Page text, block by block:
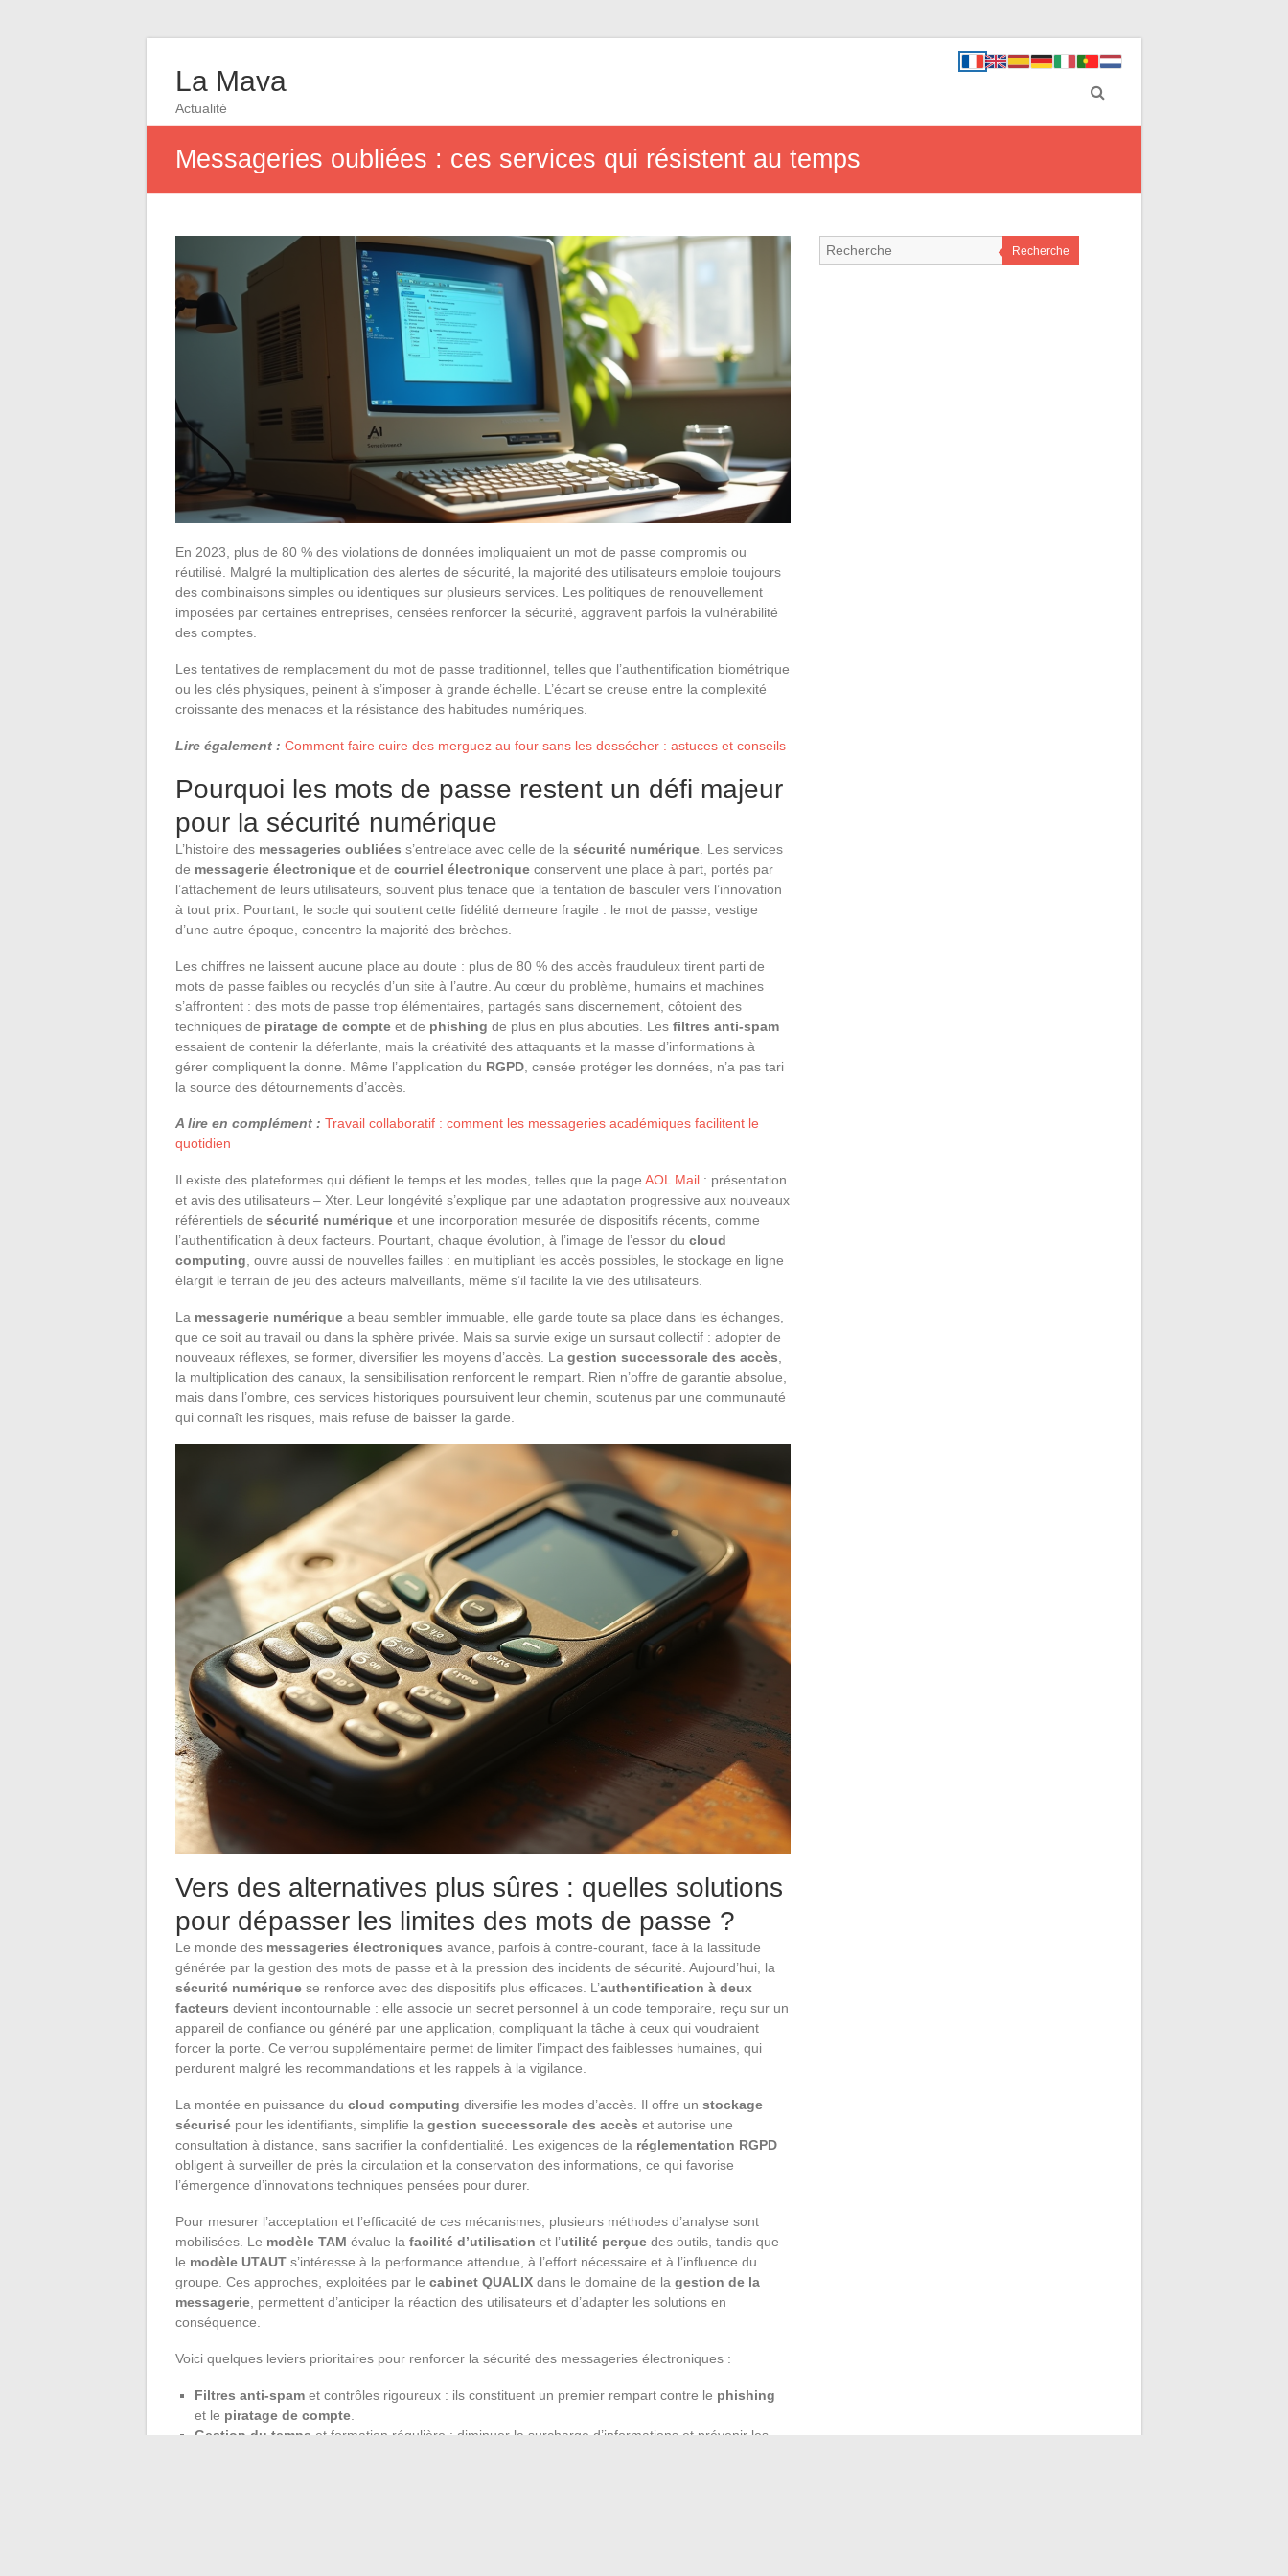
La Mava
Actualité
Messageries oubliées : ces services qui résistent au temps
En 2023, plus de 80 % des violations de données impliquaient un mot de passe compromis ou
réutilisé. Malgré la multiplication des alertes de sécurité, la majorité des utilisateurs emploie toujours
des combinaisons simples ou identiques sur plusieurs services. Les politiques de renouvellement
imposées par certaines entreprises, censées renforcer la sécurité, aggravent parfois la vulnérabilité
des comptes.
Les tentatives de remplacement du mot de passe traditionnel, telles que l’authentification biométrique
ou les clés physiques, peinent à s’imposer à grande échelle. L’écart se creuse entre la complexité
croissante des menaces et la résistance des habitudes numériques.
Lire également : Comment faire cuire des merguez au four sans les dessécher : astuces et conseils
Pourquoi les mots de passe restent un défi majeur
pour la sécurité numérique
L’histoire des messageries oubliées s’entrelace avec celle de la sécurité numérique . Les services
de messagerie électronique et de courriel électronique conservent une place à part, portés par
l’attachement de leurs utilisateurs, souvent plus tenace que la tentation de basculer vers l’innovation
à tout prix. Pourtant, le socle qui soutient cette fidélité demeure fragile : le mot de passe, vestige
d’une autre époque, concentre la majorité des brèches.
Les chiffres ne laissent aucune place au doute : plus de 80 % des accès frauduleux tirent parti de
mots de passe faibles ou recyclés d’un site à l’autre. Au cœur du problème, humains et machines
s’affrontent : des mots de passe trop élémentaires, partagés sans discernement, côtoient des
techniques de piratage de compte et de phishing de plus en plus abouties. Les filtres anti-spam
essaient de contenir la déferlante, mais la créativité des attaquants et la masse d’informations à
gérer compliquent la donne. Même l’application du RGPD , censée protéger les données, n’a pas tari
la source des détournements d’accès.
A lire en complément : Travail collaboratif : comment les messageries académiques facilitent le
quotidien
Il existe des plateformes qui défient le temps et les modes, telles que la page AOL Mail : présentation
et avis des utilisateurs – Xter. Leur longévité s’explique par une adaptation progressive aux nouveaux
référentiels de sécurité numérique et une incorporation mesurée de dispositifs récents, comme
l’authentification à deux facteurs. Pourtant, chaque évolution, à l’image de l’essor du cloud
computing , ouvre aussi de nouvelles failles : en multipliant les accès possibles, le stockage en ligne
élargit le terrain de jeu des acteurs malveillants, même s’il facilite la vie des utilisateurs.
La messagerie numérique a beau sembler immuable, elle garde toute sa place dans les échanges,
que ce soit au travail ou dans la sphère privée. Mais sa survie exige un sursaut collectif : adopter de
nouveaux réflexes, se former, diversifier les moyens d’accès. La gestion successorale des accès
la multiplication des canaux, la sensibilisation renforcent le rempart. Rien n’offre de garantie absolue,
mais dans l’ombre, ces services historiques poursuivent leur chemin, soutenus par une communauté
qui connaît les risques, mais refuse de baisser la garde.
Vers des alternatives plus sûres : quelles solutions
pour dépasser les limites des mots de passe ?
Le monde des messageries électroniques avance, parfois à contre-courant, face à la lassitude
générée par la gestion des mots de passe et à la pression des incidents de sécurité. Aujourd’hui, la
sécurité numérique se renforce avec des dispositifs plus efficaces. L’authentification à deux
facteurs devient incontournable : elle associe un secret personnel à un code temporaire, reçu sur un
appareil de confiance ou généré par une application, compliquant la tâche à ceux qui voudraient
forcer la porte. Ce verrou supplémentaire permet de limiter l’impact des faiblesses humaines, qui
perdurent malgré les recommandations et les rappels à la vigilance.
La montée en puissance du cloud computing diversifie les modes d’accès. Il offre un stockage
sécurisé pour les identifiants, simplifie la gestion successorale des accès et autorise une
consultation à distance, sans sacrifier la confidentialité. Les exigences de la réglementation RGPD
obligent à surveiller de près la circulation et la conservation des informations, ce qui favorise
l’émergence d’innovations techniques pensées pour durer.
Pour mesurer l’acceptation et l’efficacité de ces mécanismes, plusieurs méthodes d’analyse sont
mobilisées. Le modèle TAM évalue la facilité d’utilisation et l’utilité perçue des outils, tandis que
le modèle UTAUT s’intéresse à la performance attendue, à l’effort nécessaire et à l’influence du
groupe. Ces approches, exploitées par le cabinet QUALIX dans le domaine de la gestion de la
messagerie , permettent d’anticiper la réaction des utilisateurs et d’adapter les solutions en
conséquence.
Voici quelques leviers prioritaires pour renforcer la sécurité des messageries électroniques :
Filtres anti-spam et contrôles rigoureux : ils constituent un premier rempart contre le phishing
et le piratage de compte
Gestion du temps et formation régulière : diminuer la surcharge d’informations et prévenir les
Recherche